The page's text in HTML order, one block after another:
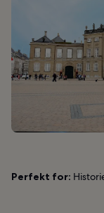
Perfekt for: